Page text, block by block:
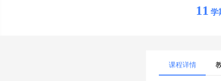
11 学
课程详情